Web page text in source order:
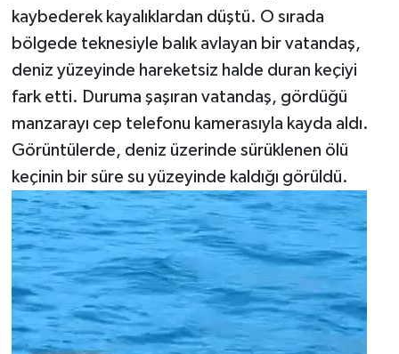
kaybederek kayalıklardan düştü. O sırada
bölgede teknesiyle balık avlayan bir vatandaş,
deniz yüzeyinde hareketsiz halde duran keçiyi
fark etti. Duruma şaşıran vatandaş, gördüğü
manzarayı cep telefonu kamerasıyla kayda aldı.
Görüntülerde, deniz üzerinde sürüklenen ölü
keçinin bir süre su yüzeyinde kaldığı görüldü.
MAGAZİN